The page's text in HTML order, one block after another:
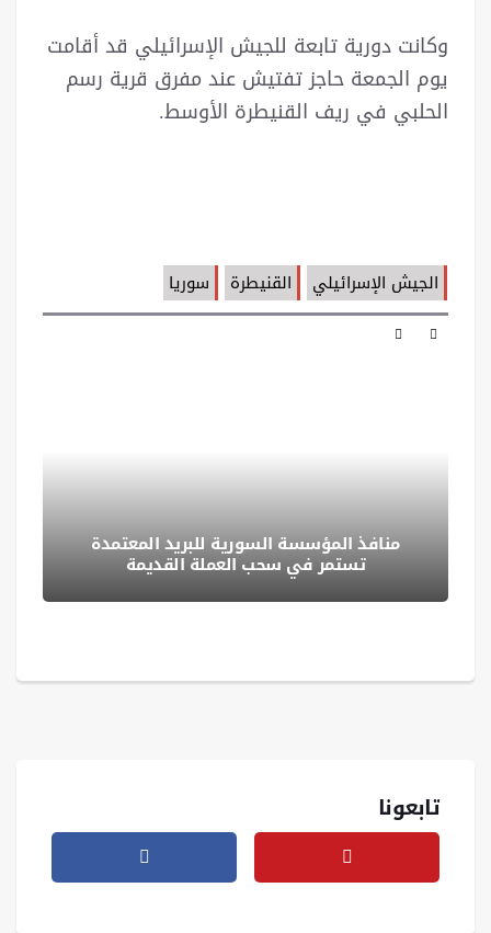
وكانت دورية تابعة للجيش الإسرائيلي قد أقامت
يوم الجمعة حاجز تفتيش عند مفرق قرية رسم
الحلبي في ريف القنيطرة الأوسط.
الجيش الإسرائيلي القنيطرة سوريا
منافذ المؤسسة السورية للبريد المعتمدة
تستمر في سحب العملة القديمة
تابعونا